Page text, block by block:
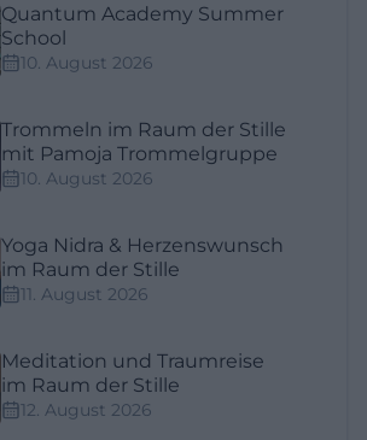
Quantum Academy Summer
School
10. August 2026
Trommeln im Raum der Stille
mit Pamoja Trommelgruppe
10. August 2026
Yoga Nidra & Herzenswunsch
im Raum der Stille
11. August 2026
Meditation und Traumreise
im Raum der Stille
12. August 2026